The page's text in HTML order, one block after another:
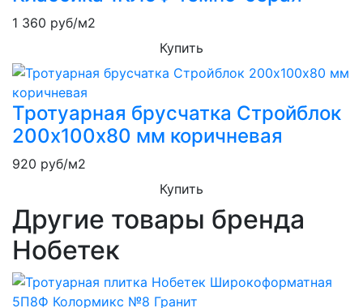
1 360 руб/м2
Купить
Тротуарная брусчатка Стройблок
200х100х80 мм коричневая
920 руб/м2
Купить
Другие товары бренда
Нобетек